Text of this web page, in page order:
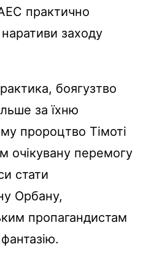
практично
заходу
боягузтво
за їхню
пророцтво Тімоті
очікувану перемогу
стати
Орбану,
пропагандистам